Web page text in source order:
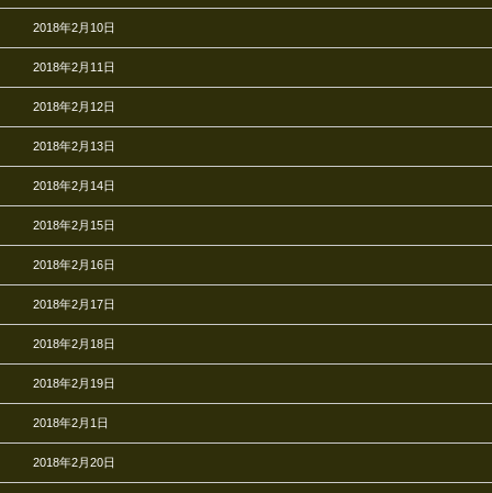
2018年2月10日
2018年2月11日
2018年2月12日
2018年2月13日
2018年2月14日
2018年2月15日
2018年2月16日
2018年2月17日
2018年2月18日
2018年2月19日
2018年2月1日
2018年2月20日